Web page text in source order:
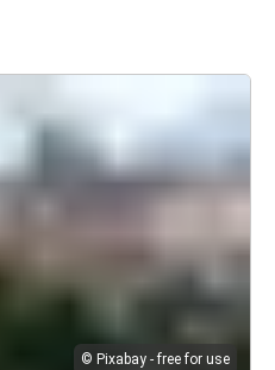
© Pixabay - free for use